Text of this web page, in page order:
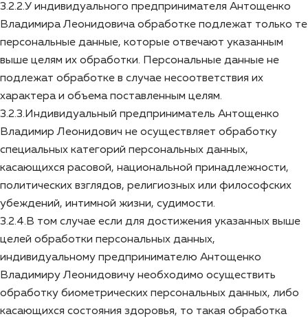
3.2.2.У индивидуального предпринимателя Антощенко
Владимира Леонидовича обработке подлежат только те
персональные данные, которые отвечают указанным
выше целям их обработки. Персональные данные не
подлежат обработке в случае несоответствия их
характера и объема поставленным целям.
3.2.3.Индивидуальный предприниматель Антощенко
Владимир Леонидович не осуществляет обработку
специальных категорий персональных данных,
касающихся расовой, национальной принадлежности,
политических взглядов, религиозных или философских
убеждений, интимной жизни, судимости.
3.2.4.В том случае если для достижения указанных выше
целей обработки персональных данных,
индивидуальному предпринимателю Антощенко
Владимиру Леонидовичу необходимо осуществить
обработку биометрических персональных данных, либо
касающихся состояния здоровья, то такая обработка